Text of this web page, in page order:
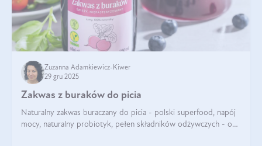
Zuzanna Adamkiewicz-Kiwer
29 gru 2025
Zakwas z buraków do picia
Naturalny zakwas buraczany do picia - polski superfood, napój
mocy, naturalny probiotyk, pełen składników odżywczych - o